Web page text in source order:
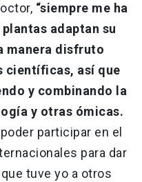
“siempre me ha
adaptan su
manera disfruto
científicas, así que
y combinando la
y otras ómicas.
participar en el
para dar
tuve yo a otros